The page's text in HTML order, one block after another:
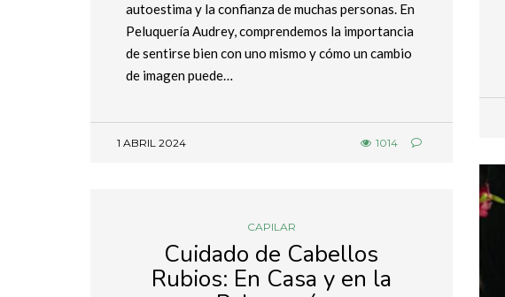
autoestima y la confianza de muchas personas. En
Peluquería Audrey, comprendemos la importancia
de sentirse bien con uno mismo y cómo un cambio
de imagen puede…
1 ABRIL 2024 1014
CAPILAR
Cuidado de Cabellos
Rubios: En Casa y en la